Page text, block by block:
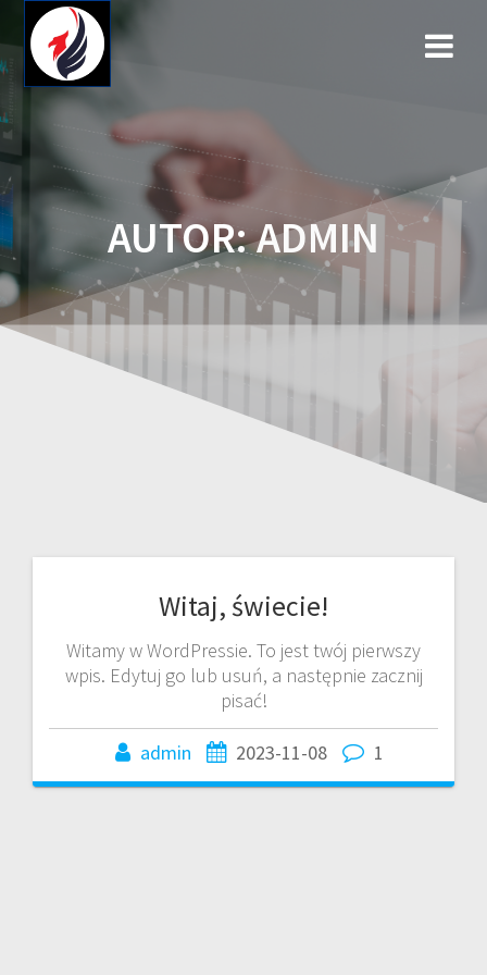
AUTOR:ADMIN
Witaj, świecie!
Witamy w WordPressie. To jest twój pierwszy
wpis. Edytuj go lub usuń, a następnie zacznij
pisać!
admin 2023-11-08 1